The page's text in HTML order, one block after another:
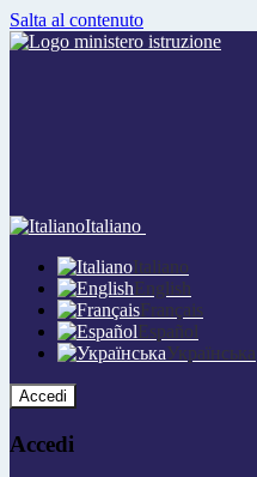
Salta al contenuto
Italiano
Italiano
English
Français
Español
Українська
Accedi
Accedi